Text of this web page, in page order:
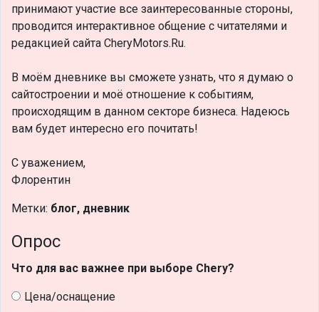
принимают участие все заинтересованные стороны,
проводится интерактивное общение с читателями и
редакцией сайта CheryMotors.Ru.
В моём дневнике вы сможете узнать, что я думаю о
сайтостроении и моё отношение к событиям,
происходящим в данном секторе бизнеса. Надеюсь
вам будет интересно его почитать!
С уважением,
Флорентин
Метки: блог, дневник
Опрос
Что для вас важнее при выборе Chery?
Цена/оснащение